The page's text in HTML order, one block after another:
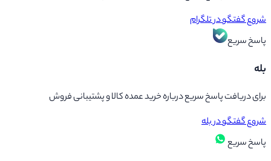
شروع گفتگو درتلگرام
پاسخ سریع
بله
برای دریافت پاسخ سریع درباره خرید عمده کالا و پشتیبانی فروش
شروع گفتگو دربله
پاسخ سریع